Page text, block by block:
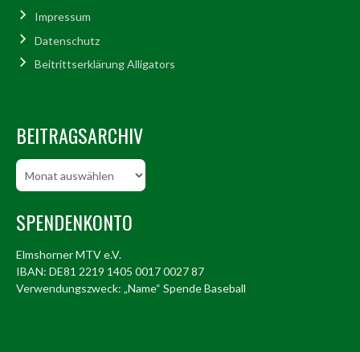
Impressum
Datenschutz
Beitrittserklärung Alligators
BEITRAGSARCHIV
Beitragsarchiv
SPENDENKONTO
Elmshorner MTV e.V.
IBAN: DE81 2219 1405 0017 0027 87
Verwendungszweck: „Name“ Spende Baseball